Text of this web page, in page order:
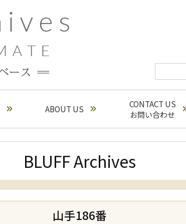
ABOUT US
CONTACT US
お問い合わせ
BLUFF Archives
山手186番